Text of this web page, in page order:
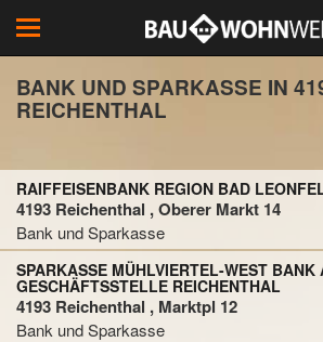
Toggle
navigation
BANK UND SPARKASSE IN
REICHENTHAL
RAIFFEISENBANK REGION BAD
4193 Reichenthal , Oberer Markt 14
Bank und Sparkasse
SPARKASSE MÜHLVIERTEL-WEST BANK
GESCHÄFTSSTELLE REICHENTHAL
4193 Reichenthal , Marktpl 12
Bank und Sparkasse